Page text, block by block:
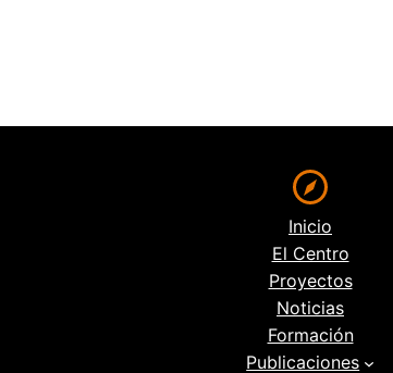
Inicio
El Centro
Proyectos
Noticias
Formación
Publicaciones